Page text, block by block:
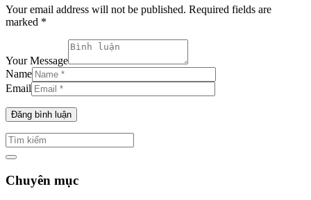
Your email address will not be published. Required fields are
marked *
Your Message
Name
Email
Chuyên mục